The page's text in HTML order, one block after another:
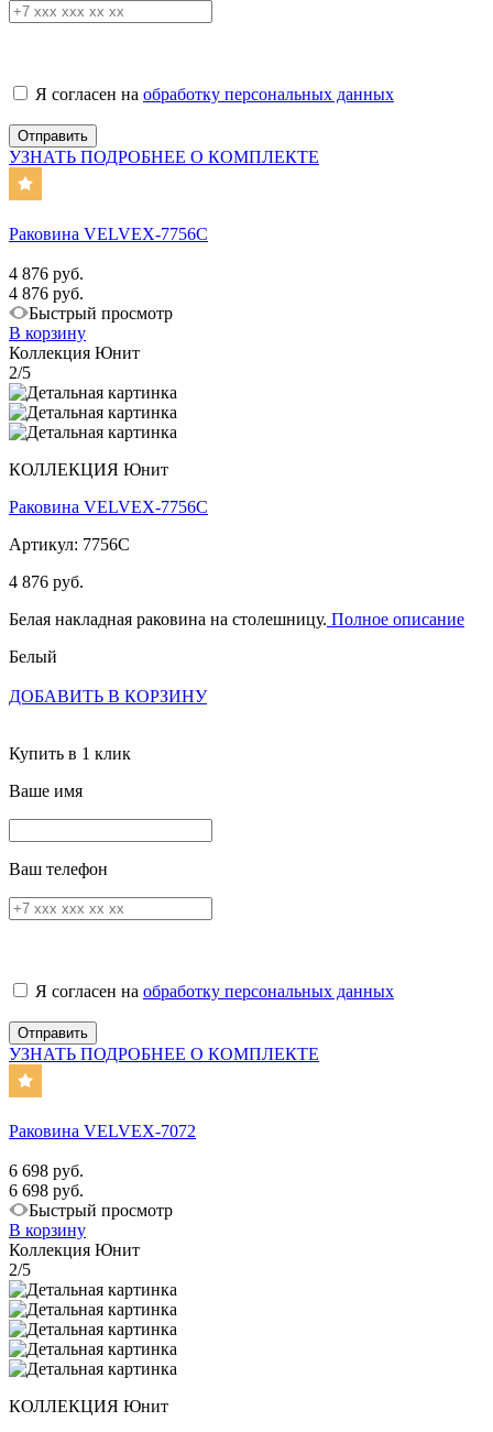
Я согласен на обработку персональных данных
УЗНАТЬ ПОДРОБНЕЕ О КОМПЛЕКТЕ
Раковина VELVEX-7756C
4 876 руб.
4 876 руб.
Быстрый просмотр
В корзину
Коллекция Юнит
2/5
КОЛЛЕКЦИЯ Юнит
Раковина VELVEX-7756C
Артикул: 7756C
4 876 руб.
Белая накладная раковина на столешницу. Полное описание
Белый
ДОБАВИТЬ В КОРЗИНУ
Купить в 1 клик
Ваше имя
Ваш телефон
Я согласен на обработку персональных данных
УЗНАТЬ ПОДРОБНЕЕ О КОМПЛЕКТЕ
Раковина VELVEX-7072
6 698 руб.
6 698 руб.
Быстрый просмотр
В корзину
Коллекция Юнит
2/5
КОЛЛЕКЦИЯ Юнит